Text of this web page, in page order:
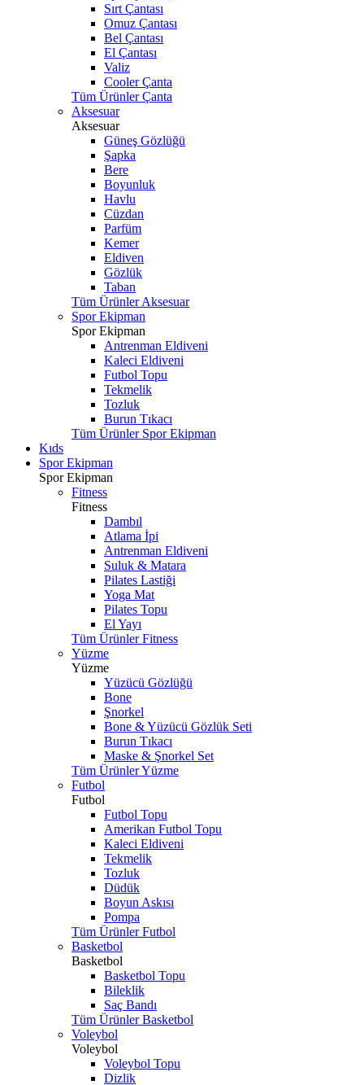
Sırt Çantası
Omuz Çantası
Bel Çantası
El Çantası
Valiz
Cooler Çanta
Tüm Ürünler Çanta
Aksesuar
Aksesuar
Güneş Gözlüğü
Şapka
Bere
Boyunluk
Havlu
Cüzdan
Parfüm
Kemer
Eldiven
Gözlük
Taban
Tüm Ürünler Aksesuar
Spor Ekipman
Spor Ekipman
Antrenman Eldiveni
Kaleci Eldiveni
Futbol Topu
Tekmelik
Tozluk
Burun Tıkacı
Tüm Ürünler Spor Ekipman
Kıds
Spor Ekipman
Spor Ekipman
Fitness
Fitness
Dambıl
Atlama İpi
Antrenman Eldiveni
Suluk & Matara
Pilates Lastiği
Yoga Mat
Pilates Topu
El Yayı
Tüm Ürünler Fitness
Yüzme
Yüzme
Yüzücü Gözlüğü
Bone
Şnorkel
Bone & Yüzücü Gözlük Seti
Burun Tıkacı
Maske & Şnorkel Set
Tüm Ürünler Yüzme
Futbol
Futbol
Futbol Topu
Amerikan Futbol Topu
Kaleci Eldiveni
Tekmelik
Tozluk
Düdük
Boyun Askısı
Pompa
Tüm Ürünler Futbol
Basketbol
Basketbol
Basketbol Topu
Bileklik
Saç Bandı
Tüm Ürünler Basketbol
Voleybol
Voleybol
Voleybol Topu
Dizlik